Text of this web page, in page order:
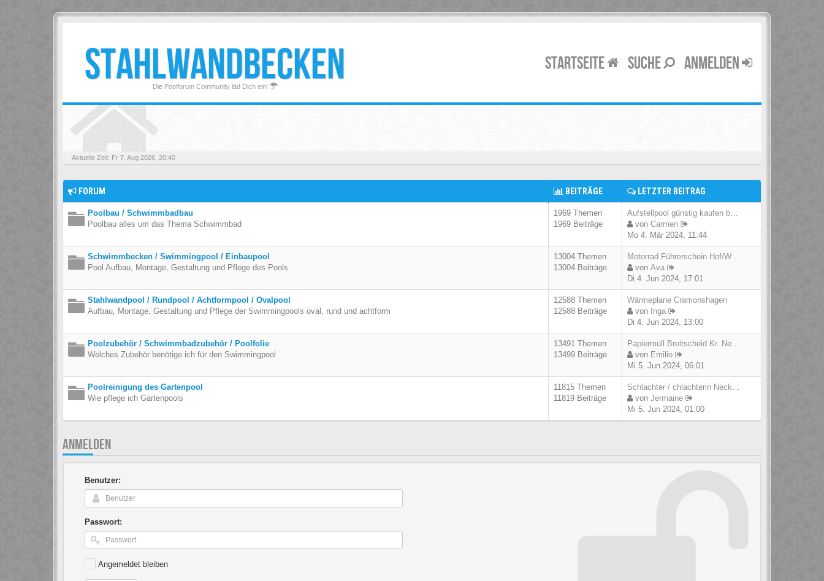
STAHLWANDBECKEN
Die Poolforum Community läd Dich ein!
STARTSEITE SUCHE ANMELDEN
Aktuelle Zeit: Fr 7. Aug 2026, 20:40
FORUM BEITRÄGE LETZTER BEITRAG
Poolbau / Schwimmbadbau
Poolbau alles um das Thema Schwimmbad
1969 Themen
1969 Beiträge
Aufstellpool günstig kaufen b…
von Carmen
Mo 4. Mär 2024, 11:44
Schwimmbecken / Swimmingpool / Einbaupool
Pool Aufbau, Montage, Gestaltung und Pflege des Pools
13004 Themen
13004 Beiträge
Motorrad Führerschein Hof/Wes…
von Ava
Di 4. Jun 2024, 17:01
Stahlwandpool / Rundpool / Achtformpool / Ovalpool
Aufbau, Montage, Gestaltung und Pflege der Swimmingpools oval, rund und achtform
12588 Themen
12588 Beiträge
Wärmeplane Cramonshagen
von Inga
Di 4. Jun 2024, 13:00
Poolzubehör / Schwimmbadzubehör / Poolfolie
Welches Zubehör benötige ich für den Swimmingpool
13491 Themen
13499 Beiträge
Papiermüll Breitscheid Kr. Ne…
von Emilio
Mi 5. Jun 2024, 06:01
Poolreinigung des Gartenpool
Wie pflege ich Gartenpools
11815 Themen
11819 Beiträge
Schlachter / chlachterin Neck…
von Jermaine
Mi 5. Jun 2024, 01:00
ANMELDEN
Benutzer:
Passwort:
Angemeldet bleiben